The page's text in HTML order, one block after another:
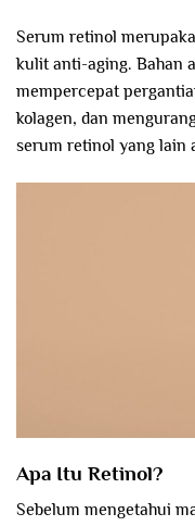
Serum retinol
kulit anti-aging. Bahan
mempercepat
kolagen, dan
serum retinol yang lain
Apa Itu Retinol?
Sebelum mengetahui